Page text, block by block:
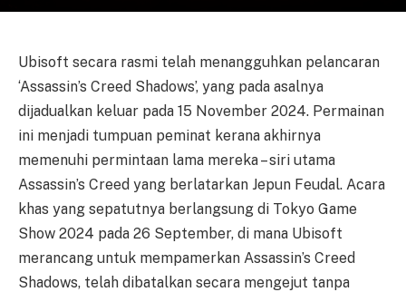
Ubisoft secara rasmi telah menangguhkan pelancaran
‘Assassin’s Creed Shadows’, yang pada asalnya
dijadualkan keluar pada 15 November 2024. Permainan
ini menjadi tumpuan peminat kerana akhirnya
memenuhi permintaan lama mereka – siri utama
Assassin’s Creed yang berlatarkan Jepun Feudal. Acara
khas yang sepatutnya berlangsung di Tokyo Game
Show 2024 pada 26 September, di mana Ubisoft
merancang untuk mempamerkan Assassin’s Creed
Shadows, telah dibatalkan secara mengejut tanpa